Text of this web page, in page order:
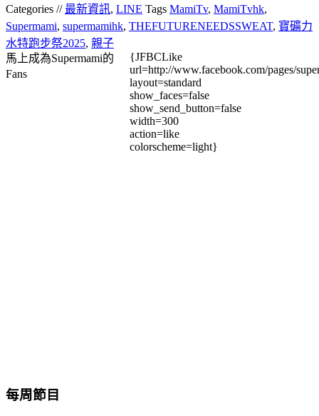
Categories // 最新資訊, LINE Tags MamiTv, MamiTvhk,
Supermami, supermamihk, THEFUTURENEEDSSWEAT, 寶礦力
水特跑步祭2025, 親子
馬上成為Supermami的
Fans
{JFBCLike
url=http://www.facebook.com/pages/
layout=standard
show_faces=false
show_send_button=false
width=300
action=like
colorscheme=light}
每周節目